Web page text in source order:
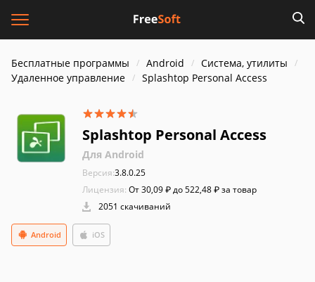
Бесплатные программы Android
Система, утилиты
Удаленное управление
Splashtop Personal Access
Splashtop Personal Access
Для Android
Версия:3.8.0.25
Лицензия: От 30,09 ₽ до 522,48 ₽ за товар
2051 скачиваний
Android iOS